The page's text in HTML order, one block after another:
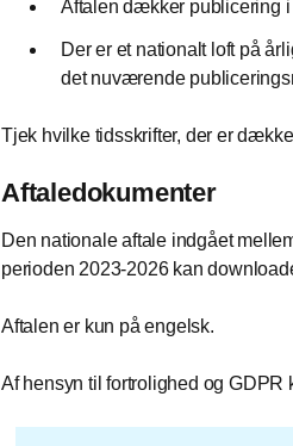
Aftalen dækker publicering i
Der er et nationalt loft på
det nuværende
Tjek hvilke tidsskrifter, der er
Aftaledokumenter
Den nationale aftale indgået
perioden 2023-2026 kan
Aftalen er kun på engelsk.
Af hensyn til fortrolighed og